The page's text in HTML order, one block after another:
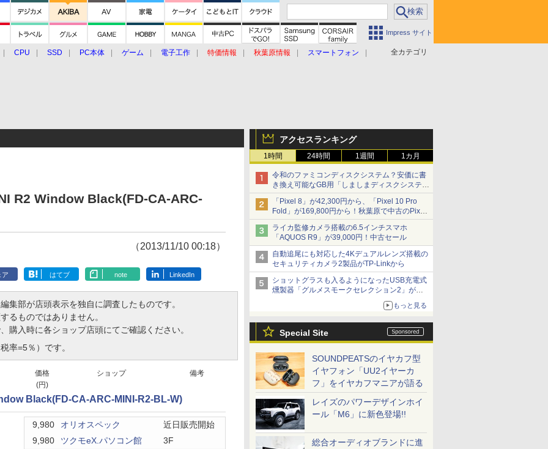
Impress サイト
全カテゴリ
CPU SSD PC本体 ゲーム 電子工作 特価情報 秋葉原情報
スマートフォン
アクセスランキング
1時間 24時間 1週間 1カ月
令和のファミコンディスクシステム？安価に書
き換え可能なGB用「しましまディスクシステ
ム」
「Pixel 8」が42,300円から、「Pixel 10 Pro
Fold」が169,800円から！秋葉原で中古のPixel
シリーズがお買い得
ライカ監修カメラ搭載の6.5インチスマホ
「AQUOS R9」が39,000円！中古セール
自動追尾にも対応した4Kデュアルレンズ搭載の
セキュリティカメラ2製品がTP-Linkから
ショットグラスも入るようになったUSB充電式
燻製器「グルメスモークセレクション2」がサ
もっと見る
Special Site
SOUNDPEATSのイヤカフ型
イヤフォン「UU2イヤーカ
フ」をイヤカフマニアが語る
レイズのパワーデザインホイ
ール「M6」に新色登場!!
総合オーディオブランドに進
R2 Window Black(FD-CA-ARC-
（2013/11/10 00:18）
ア はてブ note LinkedIn
集部が店頭表示を独自に調査したものです。
るものではありません。
購入時に各ショップ店頭にてご確認ください。
率=5％）です。
価格
(円)
ショップ 備考
Black(FD-CA-ARC-MINI-R2-BL-W)
9,980 オリオスペック
近日販売開始
9,980
ツクモeX.パソコン館 3F